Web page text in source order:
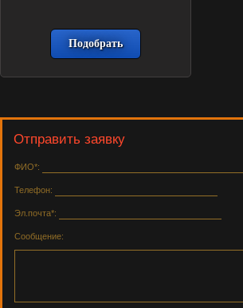
Отправить заявку
ФИО*:
Телефон:
Эл.почта*:
Сообщение: